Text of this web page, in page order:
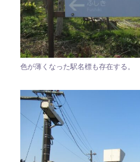
色が薄くなった駅名標も存在する。